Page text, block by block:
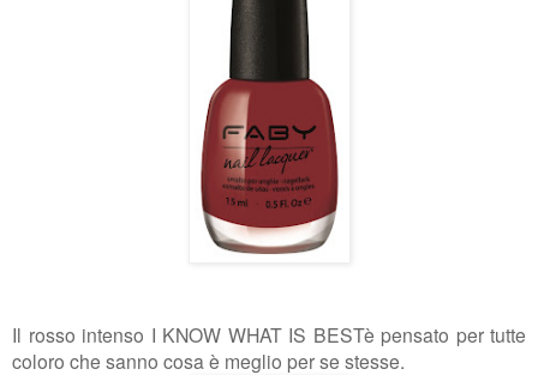
Il rosso intenso I KNOW WHAT IS BESTè pensato per tutte
coloro che sanno cosa è meglio per se stesse.